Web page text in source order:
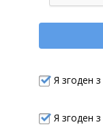
Я згоден з
Я згоден з